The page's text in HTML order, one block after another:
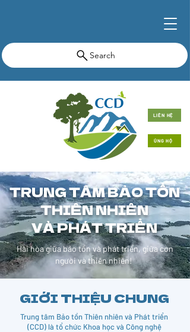
Search
LIÊN HỆ
ỦNG HỘ
TRUNG TÂM BẢO TỒN
THIÊN NHIÊN
VÀ PHÁT TRIỂN
Hài hòa giữa bảo tồn và phát triển, giữa con
người và thiên nhiên!
GIỚI THIỆU CHUNG
Trung tâm Bảo tồn Thiên nhiên và Phát triển
(CCD) là tổ chức Khoa học và Công nghệ